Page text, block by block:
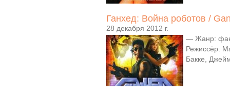
Ганхед: Война роботов /
28 декабря 2012 г.
— Жанр:
Режиссёр:
Бакке,